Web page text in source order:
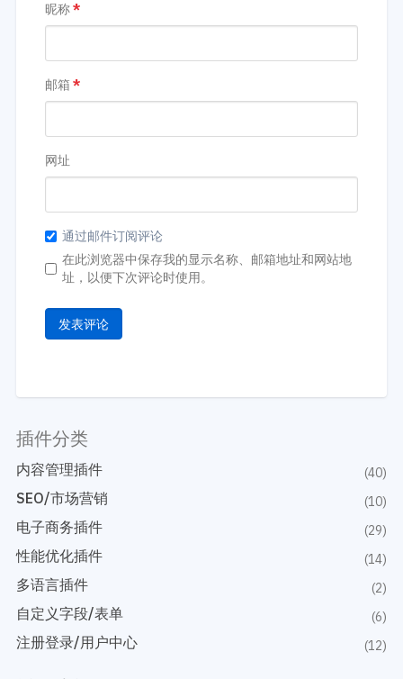
昵称*
邮箱 *
网址
通过邮件订阅评论
在此浏览器中保存我的显示名称、邮箱地址和网站地
址，以便下次评论时使用。
插件分类
内容管理插件 (40)
SEO/市场营销 (10)
电子商务插件 (29)
性能优化插件 (14)
多语言插件 (2)
自定义字段/表单 (6)
注册登录/用户中心 (12)